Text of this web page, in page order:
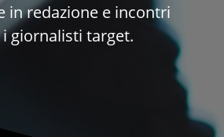
in redazione e incontri
giornalisti target.